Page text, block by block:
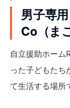
男子専
Co（ま
自立援助ホー
った子どもたち
て生活する場所